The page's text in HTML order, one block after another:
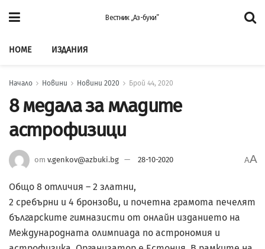
Вестник „Аз-буки”
HOME ИЗДАНИЯ
Начало Новини Новини 2020 Брой 44, 2020
8 медала за младите
астрофизици
от v.genkov@azbuki.bg 28-10-2020 AA
Общо 8 отличия – 2 златни,
2 сребърни и 4 бронзови, и почетна грамота печелят
българските гимназисти от онлайн изданието на
Международната олимпиада по астрономия и